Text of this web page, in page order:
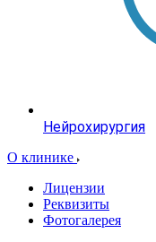
Нейрохирургия
О клинике
Лицензии
Реквизиты
Фотогалерея